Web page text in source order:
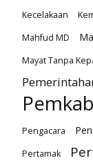
Kecelakaan
Mahfud MD
Mayat Tanpa
Pengacara
Pertamak